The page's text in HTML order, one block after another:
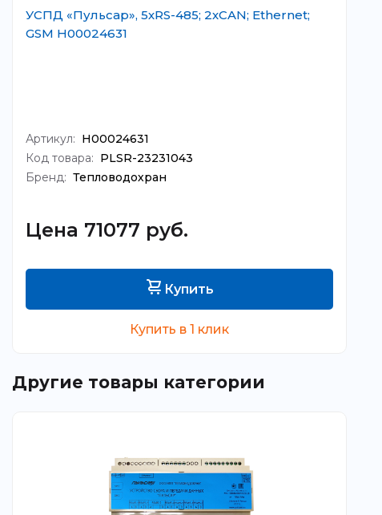
УСПД «Пульсар», 5хRS-485; 2хCAN; Ethernet;
GSM Н00024631
Артикул: Н00024631
Код товара: PLSR-23231043
Бренд: Тепловодохран
Цена 71077 руб.
Купить
Купить в 1 клик
Другие товары категории